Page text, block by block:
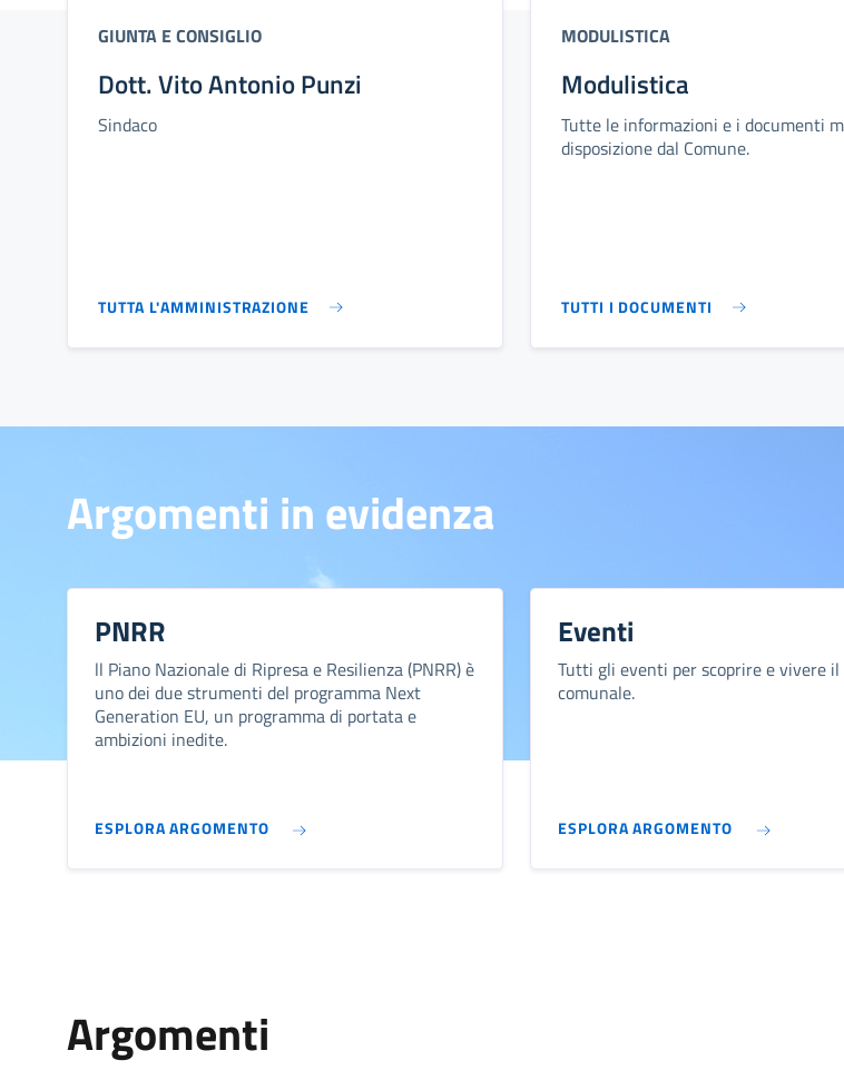
GIUNTA E CONSIGLIO
Dott. Vito Antonio Punzi
Sindaco
TUTTA L'AMMINISTRAZIONE
MODULISTICA
Modulistica
Tutte le informazioni e i documenti
disposizione dal Comune.
TUTTI I DOCUMENTI
Argomenti in evidenza
PNRR
ll Piano Nazionale di Ripresa e Resilienza (PNRR) è
uno dei due strumenti del programma Next
Generation EU, un programma di portata e
ambizioni inedite.
ESPLORA ARGOMENTO
Eventi
Tutti gli eventi per scoprire e vivere
comunale.
ESPLORA ARGOMENTO
Argomenti